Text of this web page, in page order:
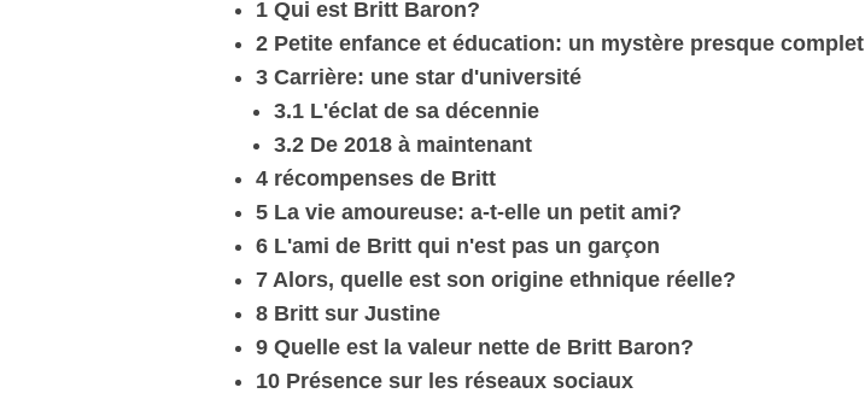
1 Qui est Britt Baron?
2 Petite enfance et éducation: un mystère presque complet
3 Carrière: une star d'université
3.1 L'éclat de sa décennie
3.2 De 2018 à maintenant
4 récompenses de Britt
5 La vie amoureuse: a-t-elle un petit ami?
6 L'ami de Britt qui n'est pas un garçon
7 Alors, quelle est son origine ethnique réelle?
8 Britt sur Justine
9 Quelle est la valeur nette de Britt Baron?
10 Présence sur les réseaux sociaux